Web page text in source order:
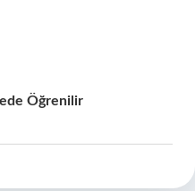
Öğrenilir